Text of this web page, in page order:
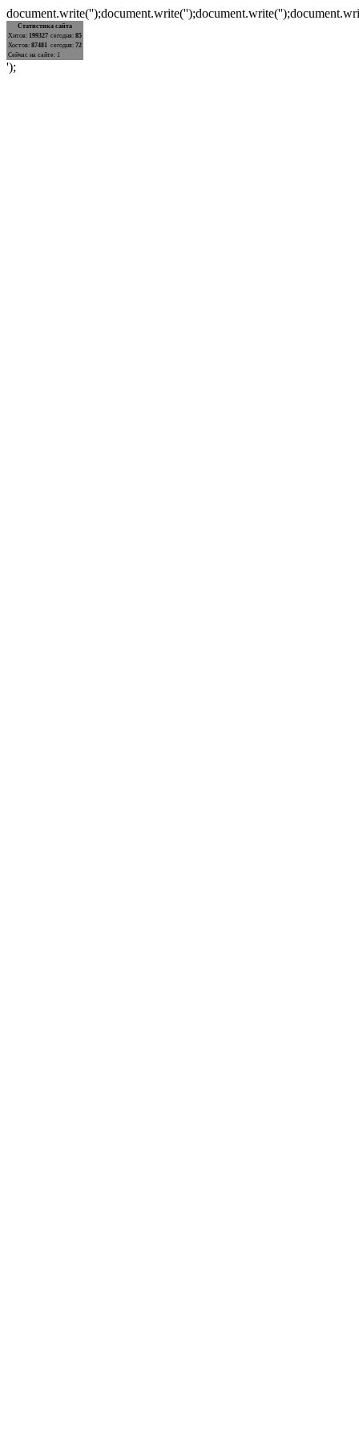
Статистика сайта
Хитов: 199327 сегодня: 85
Хостов: 87481 сегодня: 72
Сейчас на сайте: 1
');